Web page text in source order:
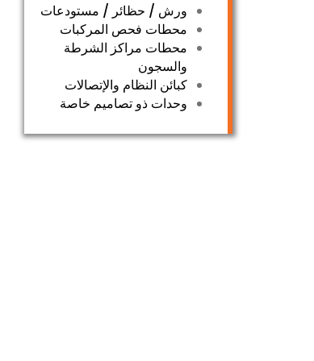
ورش / حظائر / مستودعات
محطات فحص المركبات
محطات مراكز الشرطة
والسجون
كبائن النظام والإتصالات
وحدات ذو تصاميم خاصة